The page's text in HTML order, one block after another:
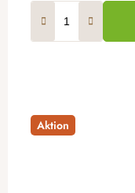
Aktion